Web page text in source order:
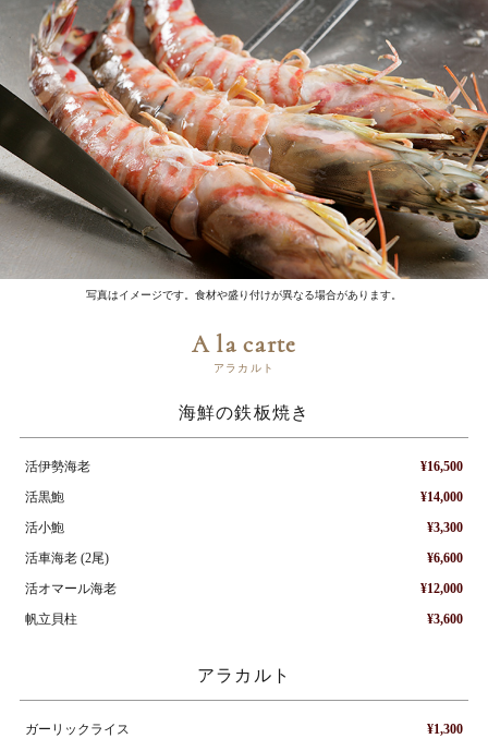
写真はイメージです。食材や盛り付けが異なる場合があります。
A la carte
アラカルト
海鮮の鉄板焼き
活伊勢海老
¥16,500
活黒鮑
¥14,000
活小鮑
¥3,300
活車海老 (2尾)
¥6,600
活オマール海老
¥12,000
帆立貝柱
¥3,600
アラカルト
ガーリックライス
¥1,300